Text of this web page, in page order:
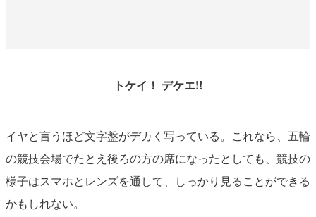
トケイ！ デケエ!!
イヤと言うほど文字盤がデカく写っている。これなら、五輪
の競技会場でたとえ後ろの方の席になったとしても、競技の
様子はスマホとレンズを通して、しっかり見ることができる
かもしれない。